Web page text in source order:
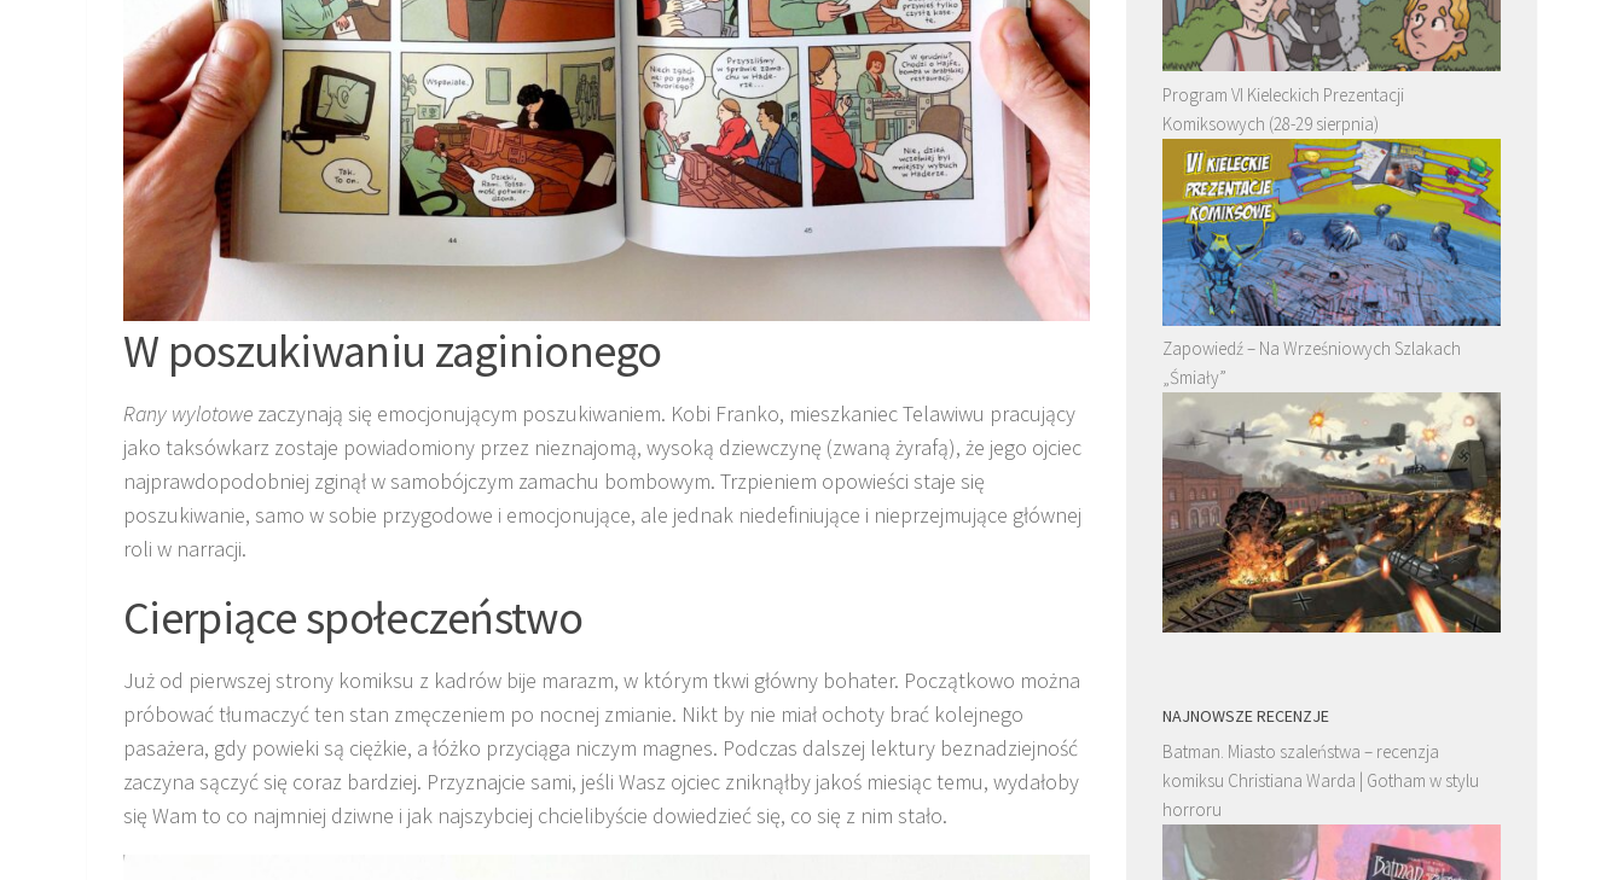
W poszukiwaniu zaginionego
Rany wylotowe zaczynają się emocjonującym poszukiwaniem. Kobi Franko, mieszkaniec Telawiwu pracujący
jako taksówkarz zostaje powiadomiony przez nieznajomą, wysoką dziewczynę (zwaną żyrafą), że jego ojciec
najprawdopodobniej zginął w samobójczym zamachu bombowym. Trzpieniem opowieści staje się
poszukiwanie, samo w sobie przygodowe i emocjonujące, ale jednak niedefiniujące i nieprzejmujące głównej
roli w narracji.
Cierpiące społeczeństwo
Już od pierwszej strony komiksu z kadrów bije marazm, w którym tkwi główny bohater. Początkowo można
próbować tłumaczyć ten stan zmęczeniem po nocnej zmianie. Nikt by nie miał ochoty brać kolejnego
pasażera, gdy powieki są ciężkie, a łóżko przyciąga niczym magnes. Podczas dalszej lektury beznadziejność
zaczyna sączyć się coraz bardziej. Przyznajcie sami, jeśli Wasz ojciec zniknąłby jakoś miesiąc temu, wydałoby
się Wam to co najmniej dziwne i jak najszybciej chcielibyście dowiedzieć się, co się z nim stało.
Program VI Kieleckich Prezentacji
Komiksowych (28-29 sierpnia)
Zapowiedź – Na Wrześniowych Szlakach
„Śmiały”
NAJNOWSZE RECENZJE
Batman. Miasto szaleństwa – recenzja
komiksu Christiana Warda | Gotham w stylu
horroru